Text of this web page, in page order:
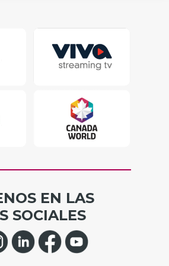
EN LAS
SOCIALES